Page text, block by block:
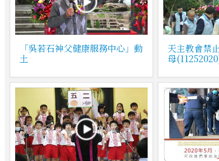
「吳若石神父健康服務中心」動
土
天主教會禁
母